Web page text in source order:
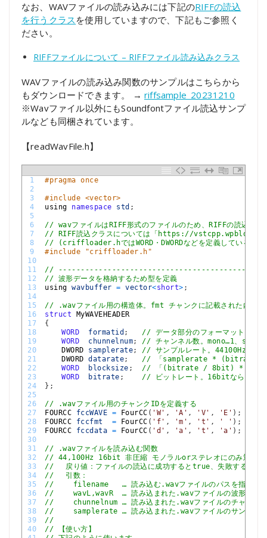
なお、WAVファイルの読み込みには下記のRIFFの読込
を行うクラス を使用していますので、下記もご参照く
ださい。
RIFFファイルについて – RIFFファイル読み込みクラス
WAVファイルの読み込み関数のサンプルはこちらから
もダウンロードできます。 → riffsample_20231210
※Wavファイル以外にもSoundfontファイル読込サンプ
ルなども同梱されています。
【readWavFile.h】
1
2
3
4
5
6
7
8
9
10
11
12
13
14
15
16
17
18
19
20
21
22
23
24
25
26
27
28
29
30
31
32
33
34
35
36
37
38
39
40
#pragma once
#include <vector>
using namespace std ;
// wavファイルはRIFF形式のファイルのため、RIFFの読込を行
// RIFF読込クラスについては「https://vstcpp.wpblog.jp/
// (criffloader.hではWORD・DWORDなどを定義しているの
#include "criffloader.h"
//
// 波形データを格納するため型を定義
using wavbuffer = vector<short> ;
// .wavファイル用の構造体。fmt チャンクに記載された内容を
struct
MyWAVEHEADER
{
WORD
formatid ;
// データ部分のフォーマット。「1
WORD
chunnelnum;
// チャンネル数。mono…1、
DWORD samplerate;
// サンプルレート。44100Hzなら
DWORD datarate;
// 「samplerate * (bitrate /
WORD
blocksize ;
// 「(bitrate / 8bit) *
WORD
bitrate ;
// ビットレート。16bitなら16と
} ;
// .wavファイル用のチャンクIDを定義する
FOURCC
fccWAVE = FourCC ( 'W' , 'A' , 'V' , 'E' ) ;
FOURCC
fccfmt = FourCC ( 'f' , 'm' , 't' , ' ' ) ;
FOURCC
fccdata = FourCC ( 'd' , 'a' , 't' , 'a' ) ;
// .wavファイルを読み込む関数
// 44,100Hz 16bit 非圧縮 モノラルorステレオにのみ対応。
// 　戻り値：ファイルの読込に成功するとtrue、失敗すると
// 　引数：
// 　　filename   … 読み込む.wavファイルのパスを指定す
// 　　wavL,wavR  … 読み込まれた.wavファイルの波形デ
// 　　chunnelnum … 読み込まれた.wavファイルのチャンネル
// 　　samplerate … 読み込まれた.wavファイルのサンプリン
//
// 【使い方】